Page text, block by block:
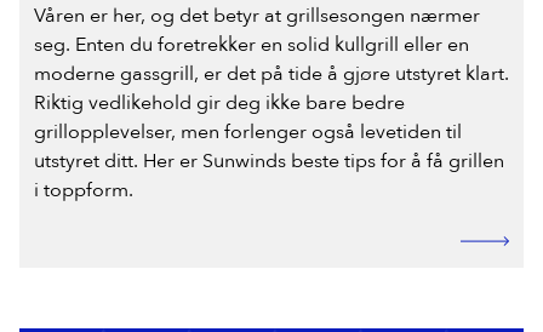
Våren er her, og det betyr at grillsesongen nærmer
seg. Enten du foretrekker en solid kullgrill eller en
moderne gassgrill, er det på tide å gjøre utstyret klart.
Riktig vedlikehold gir deg ikke bare bedre
grillopplevelser, men forlenger også levetiden til
utstyret ditt. Her er Sunwinds beste tips for å få grillen
i toppform.